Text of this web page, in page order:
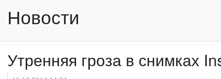
Новости
Утренняя гроза в снимках